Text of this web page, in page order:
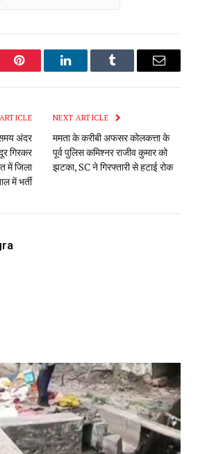
Pinterest LinkedInTumblr Email
अंदर
गिरकर
में जिला
में भर्ती
NEXT ARTICLE
ममता के करीबी अफसर कोलकत्ता के
पूर्व पुलिस कमिश्नर राजीव कुमार को
झटका, SC ने गिरफ्तारी से हटाई रोक